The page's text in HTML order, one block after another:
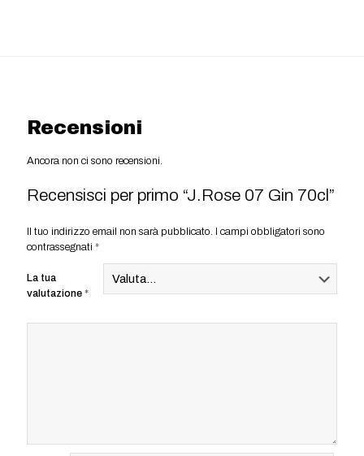
Recensioni
Ancora non ci sono recensioni.
Recensisci per primo “J.Rose 07 Gin 70cl”
Il tuo indirizzo email non sarà pubblicato.
I campi obbligatori sono
contrassegnati *
La tua
valutazione *